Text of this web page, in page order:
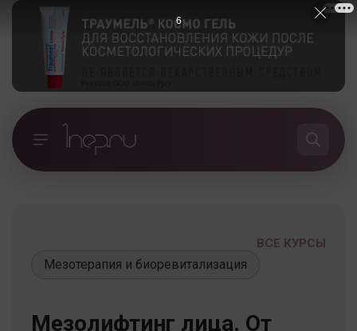
ВСЕ КУРСЫ
Мезотерапия и биоревитализация
Мезолифтинг лица. От
5